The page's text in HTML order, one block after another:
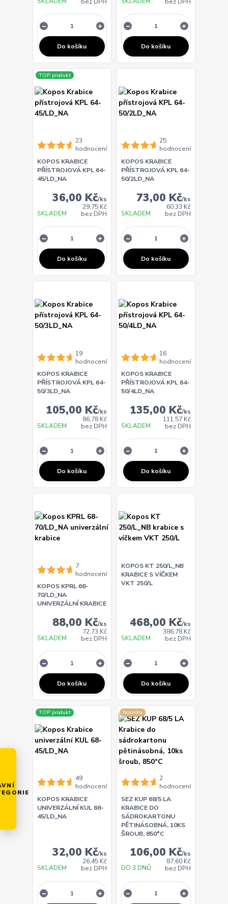
Do košíku Do košíku
TOP produkt
23
hodnocení
KOPOS KRABICE
PŘÍSTROJOVÁ KPL 64-
45/LD_NA
36,00 Kč/ks
29,75 Kč
bez DPH
SKLADEM
Do košíku
25
hodnocení
KOPOS KRABICE
PŘÍSTROJOVÁ KPL 64-
50/2LD_NA
73,00 Kč/ks
60,33 Kč
bez DPH
SKLADEM
Do košíku
19
hodnocení
KOPOS KRABICE
PŘÍSTROJOVÁ KPL 64-
50/3LD_NA
105,00 Kč/ks
86,78 Kč
bez DPH
SKLADEM
Do košíku
16
hodnocení
KOPOS KRABICE
PŘÍSTROJOVÁ KPL 64-
50/4LD_NA
135,00 Kč/ks
111,57 Kč
bez DPH
SKLADEM
Do košíku
7
hodnocení
KOPOS KPRL 68-
70/LD_NA
UNIVERZÁLNÍ KRABICE
88,00 Kč/ks
72,73 Kč
bez DPH
SKLADEM
Do košíku
KOPOS KT 250/L_NB
KRABICE S VÍČKEM
VKT 250/L
468,00 Kč/ks
386,78 Kč
bez DPH
SKLADEM
Do košíku
TOP produkt
49
hodnocení
KOPOS KRABICE
UNIVERZÁLNÍ KUL 68-
45/LD_NA
32,00 Kč/ks
26,45 Kč
bez DPH
SKLADEM
Novinka
2
hodnocení
SEZ KUP 68/5 LA
KRABICE DO
SÁDROKARTONU
PĚTINÁSOBNÁ, 10KS
ŠROUB, 850°C
106,00 Kč/ks
87,60 Kč
bez DPH
DO 3 DNŮ